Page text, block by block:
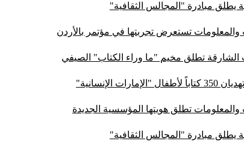
يطلق مبادرة "المجالس الثقافية"
والمعلومات تستعرض تجربتها في مؤتمر بالأردن
الشارقة تطلق مخيم "ما وراء الكتاب" الصيفي
الإنسانية"
والمعلومات تطلق هويتها المؤسسية الجديدة
يطلق مبادرة "المجالس الثقافية"